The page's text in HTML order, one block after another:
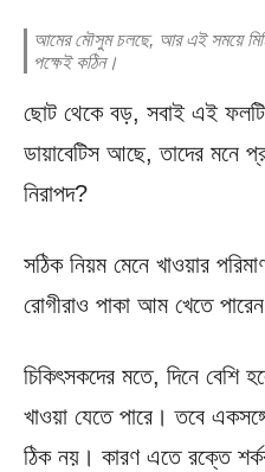
আমের মৌসুম চলছে, আর এই সময়ে
পক্ষেই কঠিন।
ছোট থেকে বড়, সবাই এই
ডায়াবেটিস আছে, তাদের মনে
নিরাপদ?
সঠিক নিয়ম মেনে খাওয়ার
রোগীরাও পাকা আম খেতে
চিকিৎসকদের মতে, দিনে বেশি
খাওয়া যেতে পারে। তবে
ঠিক নয়। কারণ এতে রক্তে